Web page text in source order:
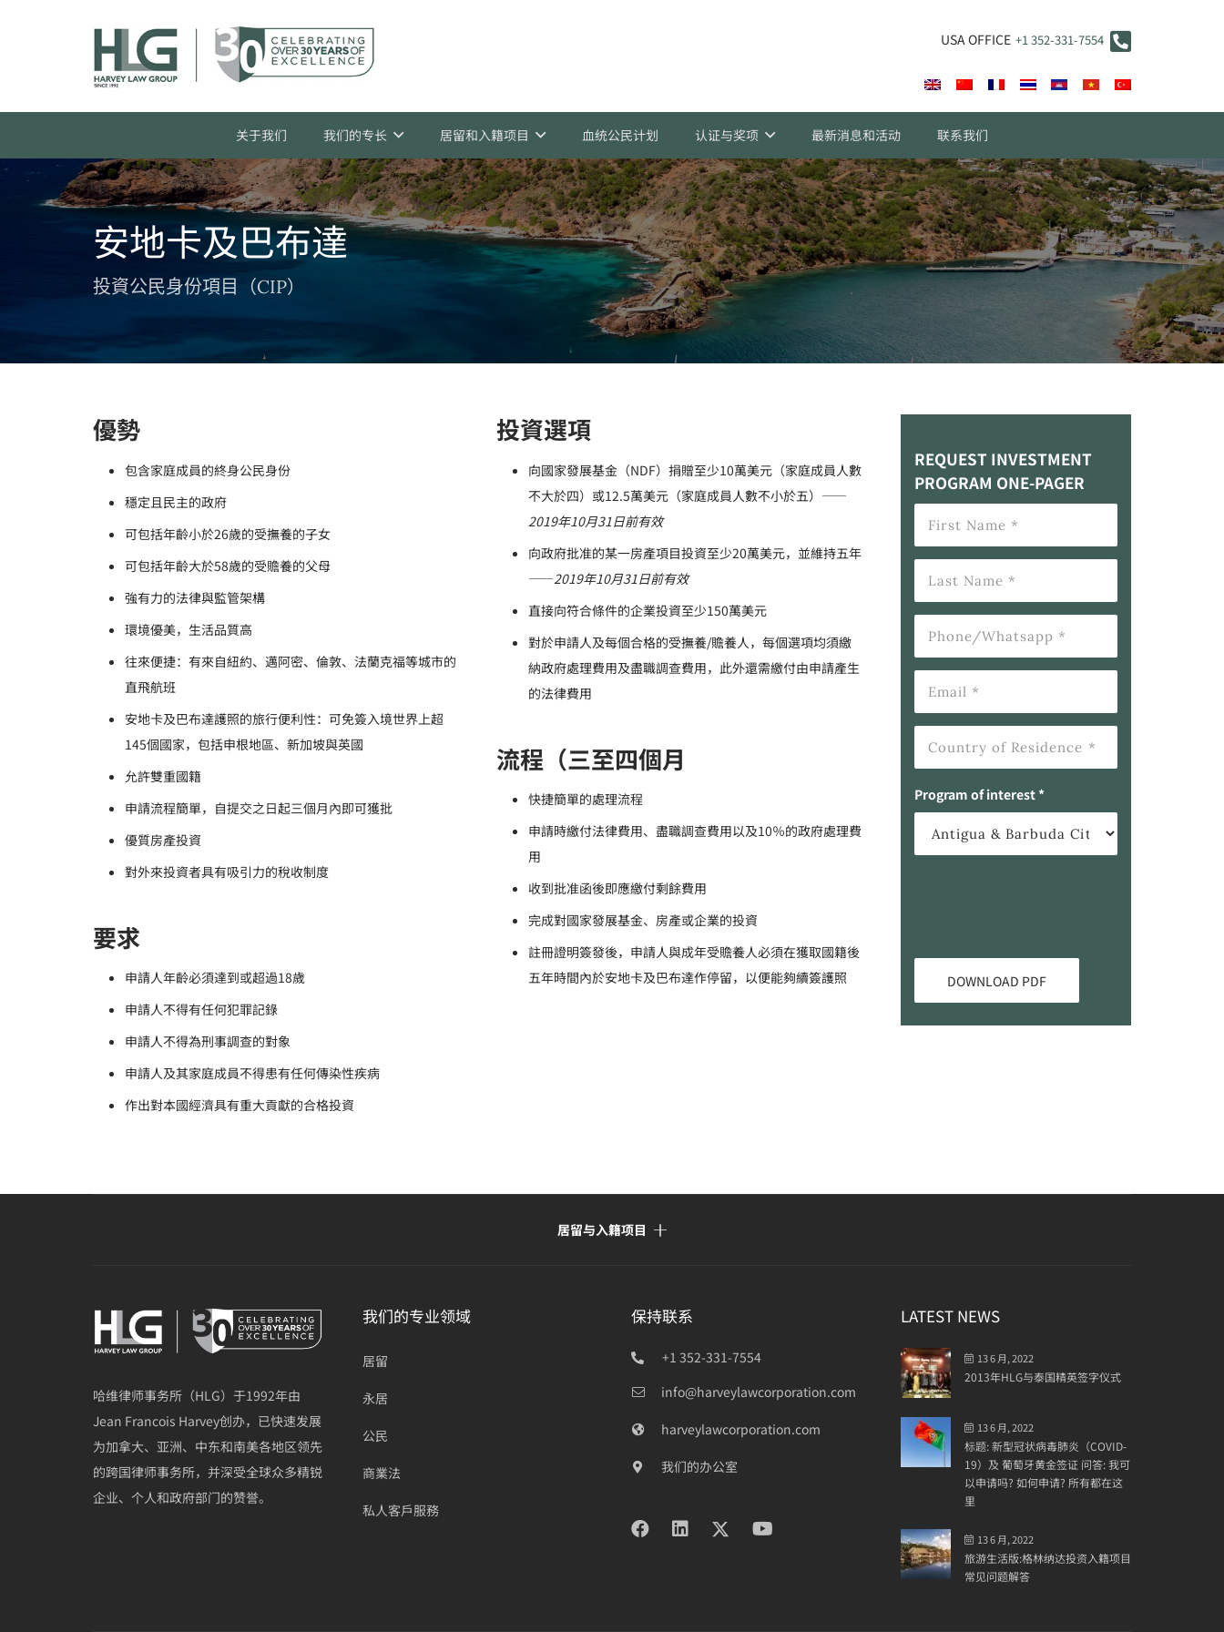
USA OFFICE +1 352-331-7554
关于我们 我们的专长 居留和入籍项目 血统公民计划 认证与奖项 最新消息和活动 联系我们
安地卡及巴布達
投資公民身份項目（CIP）
優勢
包含家庭成員的終身公民身份
穩定且民主的政府
可包括年齡小於26歲的受撫養的子女
可包括年齡大於58歲的受贍養的父母
強有力的法律與監管架構
環境優美，生活品質高
往來便捷：有來自紐約、邁阿密、倫敦、法蘭克福等城市的
直飛航班
安地卡及巴布達護照的旅行便利性：可免簽入境世界上超
145個國家，包括申根地區、新加坡與英國
允許雙重國籍
申請流程簡單，自提交之日起三個月內即可獲批
優質房產投資
對外來投資者具有吸引力的稅收制度
要求
申請人年齡必須達到或超過18歲
申請人不得有任何犯罪記錄
申請人不得為刑事調查的對象
申請人及其家庭成員不得患有任何傳染性疾病
作出對本國經濟具有重大貢獻的合格投資
投資選項
向國家發展基金（NDF）捐贈至少10萬美元（家庭成員人數
不大於四）或12.5萬美元（家庭成員人數不小於五）——
2019年10月31日前有效
向政府批准的某一房產項目投資至少20萬美元，並維持五年
——2019年10月31日前有效
直接向符合條件的企業投資至少150萬美元
對於申請人及每個合格的受撫養/贍養人，每個選項均須繳
納政府處理費用及盡職調查費用，此外還需繳付由申請產生
的法律費用
流程（三至四個月
快捷簡單的處理流程
申請時繳付法律費用、盡職調查費用以及10％的政府處理費
用
收到批准函後即應繳付剩餘費用
完成對國家發展基金、房產或企業的投資
註冊證明簽發後，申請人與成年受贍養人必須在獲取國籍後
五年時間內於安地卡及巴布達作停留，以便能夠續簽護照
REQUEST INVESTMENT
PROGRAM ONE-PAGER
Program of interest *
居留与入籍项目
哈维律师事务所（HLG）于1992年由
Jean Francois Harvey创办，已快速发展
为加拿大、亚洲、中东和南美各地区领先
的跨国律师事务所，并深受全球众多精锐
企业、个人和政府部门的赞誉。
我们的专业领域
居留
永居
公民
商業法
私人客戶服務
保持联系
+1 352-331-7554
info@harveylawcorporation.com
harveylawcorporation.com
我们的办公室
LATEST NEWS
13 6 月, 2022
2013年HLG与泰国精英签字仪式
13 6 月, 2022
标题: 新型冠状病毒肺炎（COVID-
19）及 葡萄牙黄金签证 问答: 我可
以申请吗? 如何申请? 所有都在这
里
13 6 月, 2022
旅游生活版:格林纳达投资入籍项目
常见问题解答